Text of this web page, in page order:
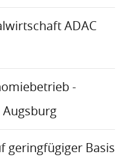
ADAC
-
geringfügiger Basis